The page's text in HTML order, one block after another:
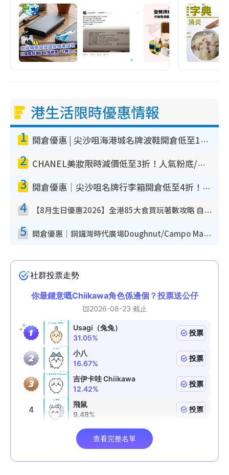
港生活限時優惠情報
1 開倉優惠 | 尖沙咀海港城名牌波鞋開倉低至1折！On鞋$899起／Joy&Peace鞋履$98起
2 CHANEL美妝限時減價低至3折！人氣粉底/唇膏/精華液低至$275！COCO香水都有平
3 開倉優惠｜尖沙咀名牌行李箱開倉低至4折！一連5日 American Tourister/ace./Hallmark $200起！
4 【8月生日優惠2026】全港85大食買玩著數攻略 自助餐/火鍋放題同行免費＋誠品/DONKI送現金券
5 開倉優惠｜銅鑼灣時代廣場Doughnut/Campo Marzio開倉低至1折！背囊、書包、手袋劈價$200起